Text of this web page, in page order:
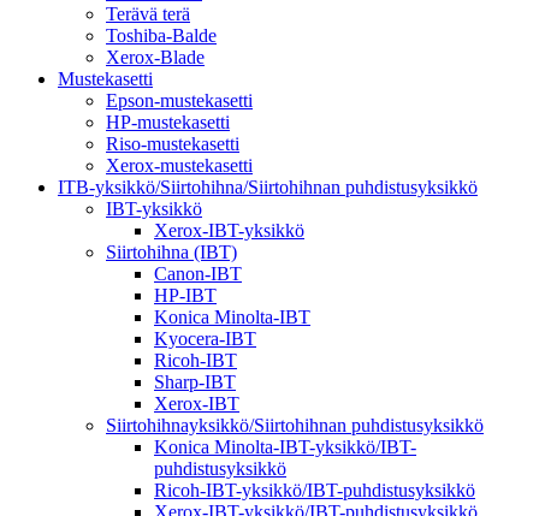
Terävä terä
Toshiba-Balde
Xerox-Blade
Mustekasetti
Epson-mustekasetti
HP-mustekasetti
Riso-mustekasetti
Xerox-mustekasetti
ITB-yksikkö/Siirtohihna/Siirtohihnan puhdistusyksikkö
IBT-yksikkö
Xerox-IBT-yksikkö
Siirtohihna (IBT)
Canon-IBT
HP-IBT
Konica Minolta-IBT
Kyocera-IBT
Ricoh-IBT
Sharp-IBT
Xerox-IBT
Siirtohihnayksikkö/Siirtohihnan puhdistusyksikkö
Konica Minolta-IBT-yksikkö/IBT-
puhdistusyksikkö
Ricoh-IBT-yksikkö/IBT-puhdistusyksikkö
Xerox-IBT-yksikkö/IBT-puhdistusyksikkö